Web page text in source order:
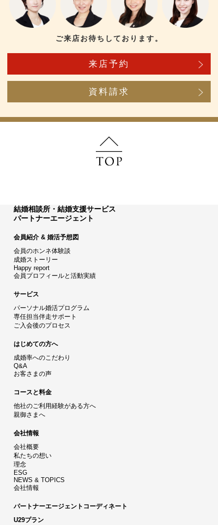
ご来店お待ちしております。
来店予約
資料請求
結婚相談所・結婚支援サービス
パートナーエージェント
会員紹介 & 婚活予想図
会員のホンネ体験談
成婚ストーリー
Happy report
会員プロフィールと活動実績
サービス
パーソナル婚活プログラム
専任担当伴走サポート
ご入会後のプロセス
はじめての方へ
成婚率へのこだわり
Q&A
お客さまの声
コースと料金
他社のご利用経験がある方へ
親御さまへ
会社情報
会社概要
私たちの想い
理念
ESG
NEWS & TOPICS
会社情報
パートナーエージェントコーディネート
U29プラン